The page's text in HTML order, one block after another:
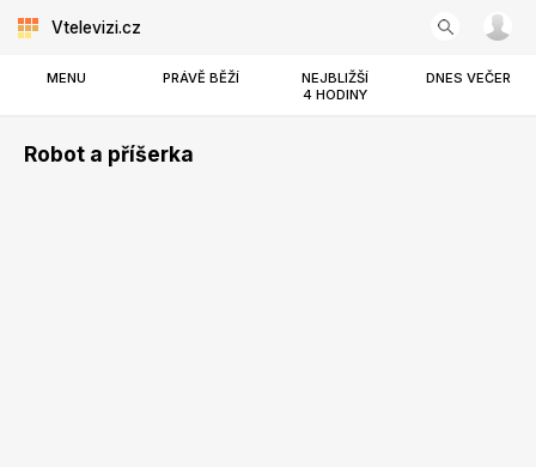
Vtelevizi.cz
MENU PRÁVĚ BĚŽÍ
NEJBLIŽŠÍ
4 HODINY
DNES VEČER
Robot a příšerka